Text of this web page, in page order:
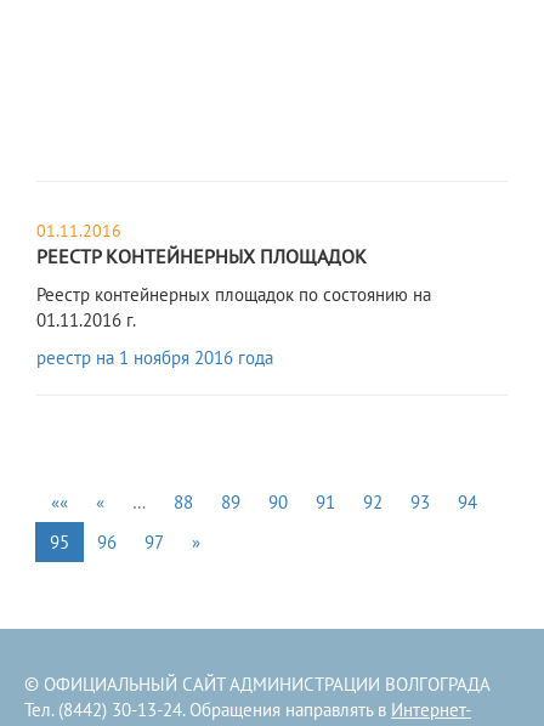
01.11.2016
РЕЕСТР КОНТЕЙНЕРНЫХ ПЛОЩАДОК
Реестр контейнерных площадок по состоянию на
01.11.2016 г.
реестр на 1 ноября 2016 года
«« « … 88 89 90 91 92 93
94
95
96 97 »
© ОФИЦИАЛЬНЫЙ САЙТ АДМИНИСТРАЦИИ ВОЛГОГРАДА
Тел. (8442) 30-13-24. Обращения направлять в Интернет-